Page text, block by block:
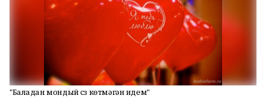
"Баладан мондый сүз көтмәгән идем"